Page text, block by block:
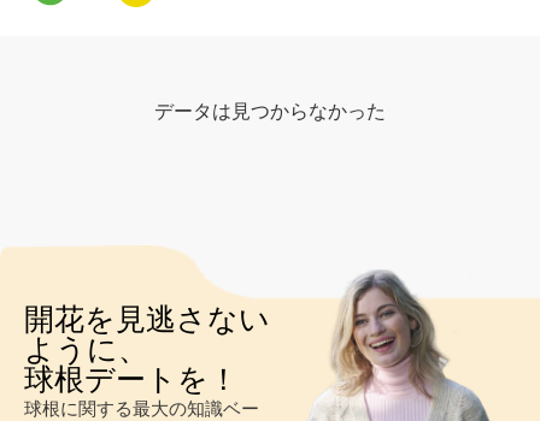
データは見つからなかった
開花を見逃さない
ように、
球根デートを！
球根に関する最大の知識ベー